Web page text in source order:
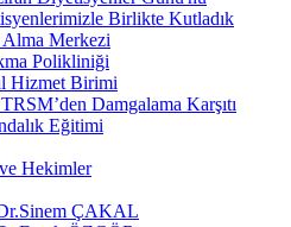
Birlikte Kutladık
Alma Merkezi
Polikliniği
Hizmet Birimi
Damgalama Karşıtı
Eğitimi
Hekimler
ÇAKAL